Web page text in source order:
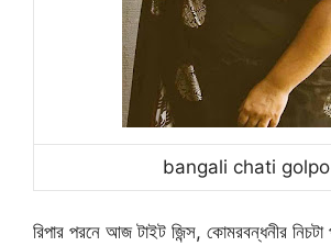
bangali chati golpo
রিপার পরনে আজ টাইট জিন্স, কোমরবন্ধনীর নিচটা